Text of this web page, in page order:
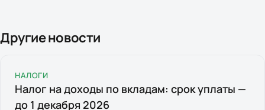
Другие новости
НАЛОГИ
Налог на доходы по вкладам: срок уплаты —
до 1 декабря 2026